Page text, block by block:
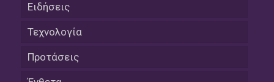
Ειδήσεις
Τεχνολογία
Προτάσεις